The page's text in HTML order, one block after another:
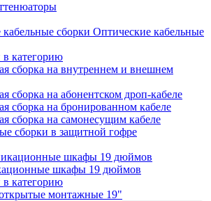
Оптические кабельные
категорию
сборка на внутреннем и внешнем
сборка на абонентском дроп-кабеле
сборка на бронированном кабеле
сборка на самонесущим кабеле
сборки в защитной гофре
шкафы 19 дюймов
категорию
монтажные 19"